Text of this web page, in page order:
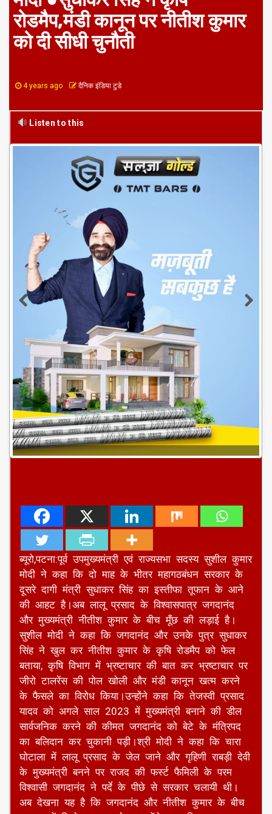
रोडमैप,मंडी कानून पर नीतीश कुमार
को दी सीधी चुनौती
4 years ago दैनिक इंडिया टुडे
Listen to this
ब्यूरो,पटना:पूर्व उपमुख्यमंत्री एवं राज्यसभा सदस्य सुशील कुमार
मोदी ने कहा कि दो माह के भीतर महागठबंधन सरकार के
दूसरे दागी मंत्री सुधाकर सिंह का इस्तीफा तूफान के आने
की आहट है।अब लालू प्रसाद के विश्वासपात्र जगदानंद
और मुख्यमंत्री नीतीश कुमार के बीच मूँछ की लड़ाई है।
सुशील मोदी ने कहा कि जगदानंद और उनके पुत्र सुधाकर
सिंह ने खुल कर नीतीश कुमार के कृषि रोडमैप को फेल
बताया, कृषि विभाग में भ्रष्टाचार की बात कर भ्रष्टाचार पर
जीरो टालरेंस की पोल खोली और मंडी कानून खत्म करने
के फैसले का विरोध किया।उन्होंने कहा कि तेजस्वी प्रसाद
यादव को अगले साल 2023 में मुख्यमंत्री बनाने की डील
सार्वजनिक करने की कीमत जगदानंद को बेटे के मंत्रिपद
का बलिदान कर चुकानी पड़ी।श्री मोदी ने कहा कि चारा
घोटाला में लालू प्रसाद के जेल जाने और गृहिणी राबड़ी देवी
के मुख्यमंत्री बनने पर राजद की फर्स्ट फैमिली के परम
विश्वासी जगदानंद ने पर्दे के पीछे से सरकार चलायी थी।
अब देखना यह है कि जगदानंद और नीतीश कुमार के बीच
टकराव में किसे झुकना पड़ेगा।उन्होंने कहा कि लालू प्रसाद
के दबाव में राजद कोटे से मंत्री बनाये गए सुधाकर सिंह को
खाद्य निगम के करोड़ों रुपये का गबन करने के मामले में